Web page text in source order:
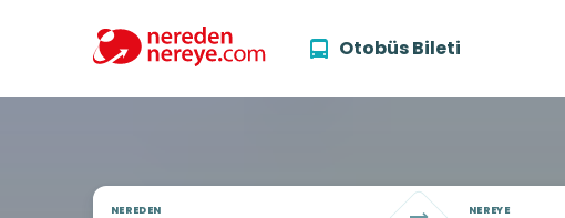
Otobüs Bileti
NEREDEN NEREYE